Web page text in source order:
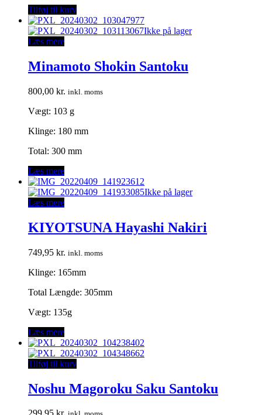
Tilføj til kurv
Ikke på lager
Læs mere
Minamoto Shokin Santoku
800,00 kr. inkl. moms
Vægt: 103 g
Klinge: 180 mm
Total: 300 mm
Læs mere
Ikke på lager
Læs mere
KIYOTSUNA Hayashi Nakiri
749,95 kr. inkl. moms
Klinge: 165mm
Total Længde: 305mm
Vægt: 135g
Læs mere
Tilføj til kurv
Noshu Magoroku Saku Santoku